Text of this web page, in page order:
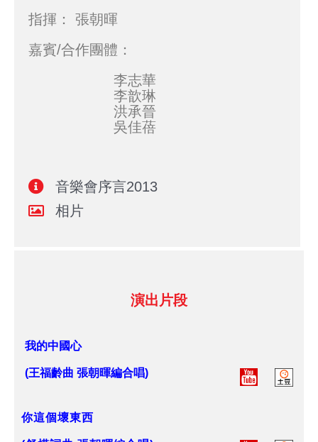
指揮： 張朝暉
嘉賓/合作團體：
李志華
李歆琳
洪承晉
吳佳蓓
音樂會序言2013
相片
演出片段
我的中國心
(王福齡曲 張朝暉編合唱)
你這個壞東西